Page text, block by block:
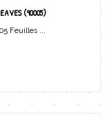
(90005)
Feuilles ...